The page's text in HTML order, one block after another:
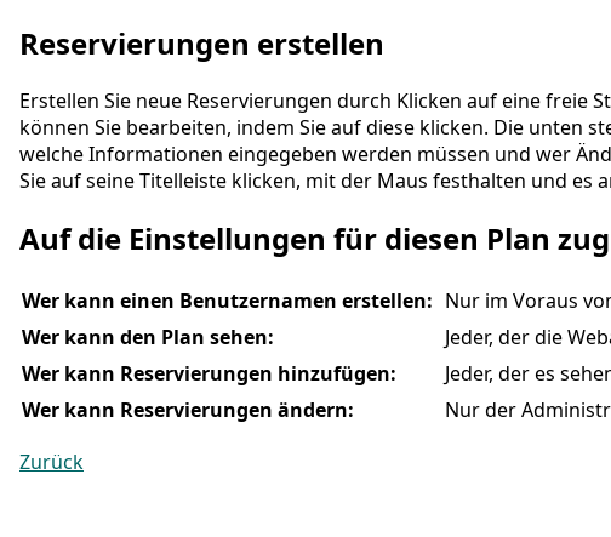
Reservierungen erstellen
Erstellen Sie neue Reservierungen durch Klicken auf eine freie
können Sie bearbeiten, indem Sie auf diese klicken. Die unten
welche Informationen eingegeben werden müssen und wer
Sie auf seine Titelleiste klicken, mit der Maus festhalten und es
Auf die Einstellungen für diesen Plan
Wer kann einen Benutzernamen erstellen: Nur im Voraus
Wer kann den Plan sehen:
Jeder, der die
Wer kann Reservierungen hinzufügen:
Jeder, der es
Wer kann Reservierungen ändern:
Nur der
Zurück